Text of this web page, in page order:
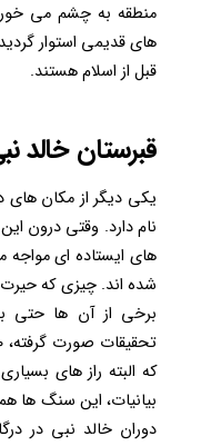
منطقه به چشم می
های قدیمی استوار
قبل از اسلام هستند.
قبرستان خالد
یکی دیگر از مکان های
نام دارد. وقتی درون
های ایستاده ای مواجه
شده اند. چیزی که
برخی از آن ها حتی
که البته راز های
بیانیات، این سنگ ها
دوران خالد نبی در